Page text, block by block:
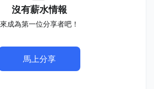
沒有薪水情報
來成為第一位分享者吧！
馬上分享